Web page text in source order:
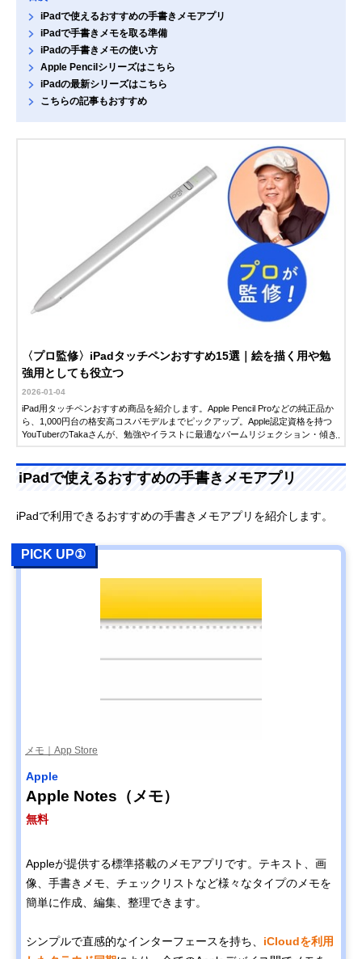
iPadで使えるおすすめの手書きメモアプリ
iPadで手書きメモを取る準備
iPadの手書きメモの使い方
Apple Pencilシリーズはこちら
iPadの最新シリーズはこちら
こちらの記事もおすすめ
〈プロ監修〉iPadタッチペンおすすめ15選｜絵を描く用や勉
強用としても役立つ
2026-01-04
iPad用タッチペンおすすめ商品を紹介します。Apple Pencil Proなどの純正品か
ら、1,000円台の格安高コスパモデルまでピックアップ。Apple認定資格を持つ
YouTuberのTakaさんが、勉強やイラストに最適なパームリジェクション・傾き
iPadで使えるおすすめの手書きメモアプリ
iPadで利用できるおすすめの手書きメモアプリを紹介します。
PICK UP①
メモ｜App Store
Apple
Apple Notes（メモ）
無料
Appleが提供する標準搭載のメモアプリです。テキスト、画
像、手書きメモ、チェックリストなど様々なタイプのメモを
簡単に作成、編集、整理できます。
シンプルで直感的なインターフェースを持ち、 iCloudを利用